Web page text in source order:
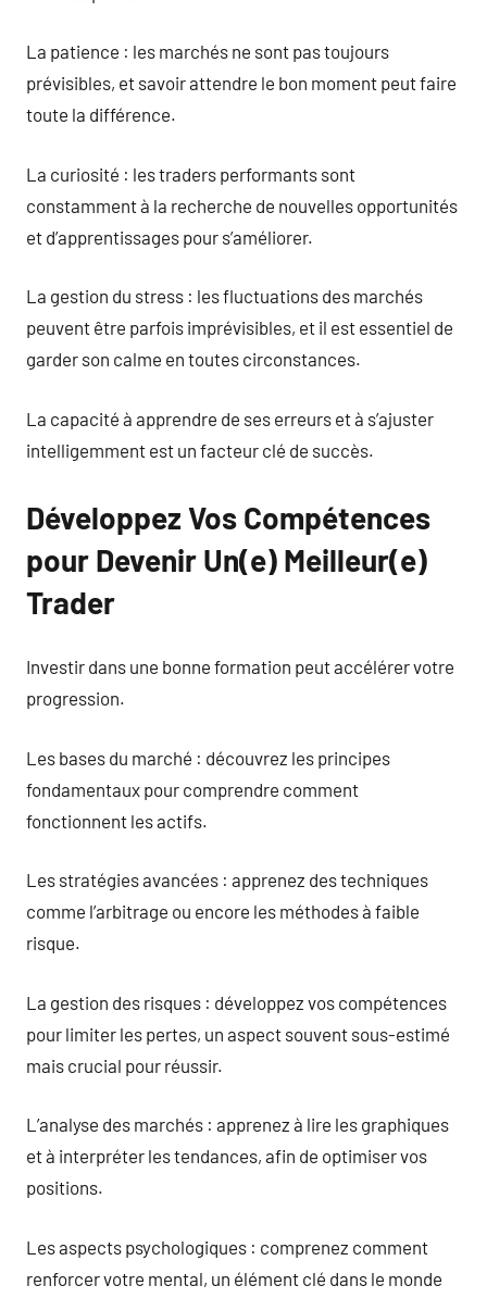
La patience : les marchés ne sont pas toujours
prévisibles, et savoir attendre le bon moment peut faire
toute la différence.
La curiosité : les traders performants sont
constamment à la recherche de nouvelles opportunités
et d’apprentissages pour s’améliorer.
La gestion du stress : les fluctuations des marchés
peuvent être parfois imprévisibles, et il est essentiel de
garder son calme en toutes circonstances.
La capacité à apprendre de ses erreurs et à s’ajuster
intelligemment est un facteur clé de succès.
Développez Vos Compétences
pour Devenir Un(e) Meilleur(e)
Trader
Investir dans une bonne formation peut accélérer votre
progression.
Les bases du marché : découvrez les principes
fondamentaux pour comprendre comment
fonctionnent les actifs.
Les stratégies avancées : apprenez des techniques
comme l’arbitrage ou encore les méthodes à faible
risque.
La gestion des risques : développez vos compétences
pour limiter les pertes, un aspect souvent sous-estimé
mais crucial pour réussir.
L’analyse des marchés : apprenez à lire les graphiques
et à interpréter les tendances, afin de optimiser vos
positions.
Les aspects psychologiques : comprenez comment
renforcer votre mental, un élément clé dans le monde